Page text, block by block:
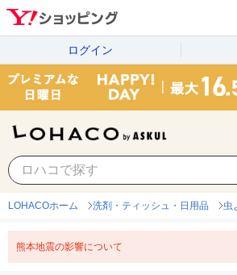
ログイン
LOHACOホーム 洗剤・ティッシュ・日用品 虫
熊本地震の影響について